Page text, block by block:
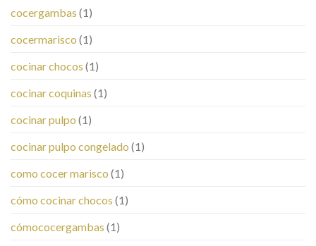
cocergambas (1)
cocermarisco (1)
cocinar chocos (1)
cocinar coquinas (1)
cocinar pulpo (1)
cocinar pulpo congelado (1)
como cocer marisco (1)
cómo cocinar chocos (1)
cómococergambas (1)